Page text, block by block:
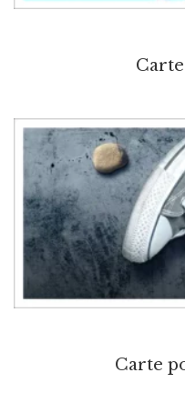
Carte